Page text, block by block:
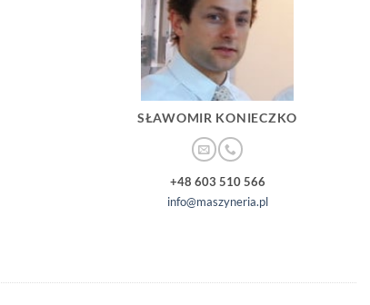
SŁAWOMIR KONIECZKO
+48 603 510 566
info@maszyneria.pl